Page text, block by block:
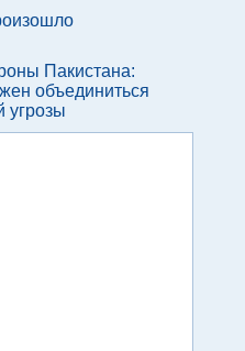
Пакистана:
объединиться
угрозы